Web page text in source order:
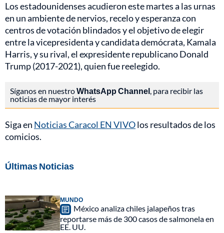
Los estadounidenses acudieron este martes a las urnas
en un ambiente de nervios, recelo y esperanza con
centros de votación blindados y el objetivo de elegir
entre la vicepresidenta y candidata demócrata, Kamala
Harris, y su rival, el expresidente republicano Donald
Trump (2017-2021), quien fue reelegido.
Síganos en nuestroWhatsApp Channel, para recibir las
noticias de mayor interés
Siga en Noticias Caracol EN VIVOlos resultados de los
comicios.
Últimas Noticias
MUNDO
México analiza chiles jalapeños tras
reportarse más de 300 casos de salmonela en
EE. UU.